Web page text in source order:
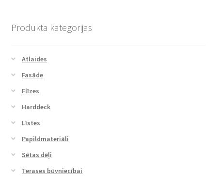
Produkta kategorijas
Atlaides
Fasāde
Flīzes
Harddeck
Līstes
Papildmateriāli
Sētas dēļi
Terases būvniecībai